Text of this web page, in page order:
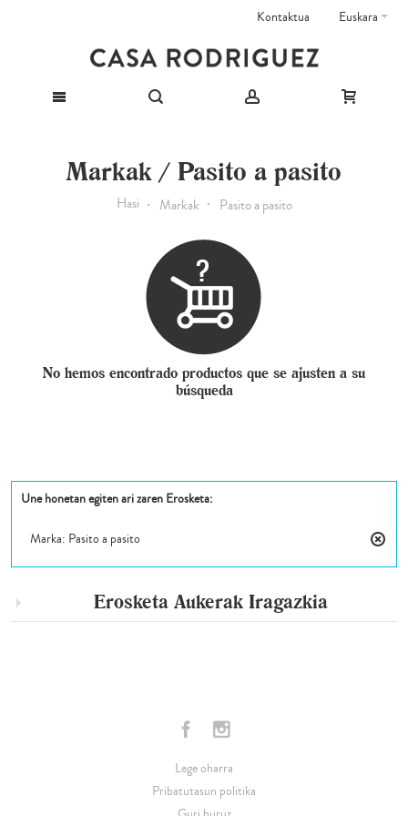
Euskara
Kontaktua
Markak / Pasito a pasito
Hasi Markak Pasito a pasito
No hemos encontrado productos que se ajusten a su
búsqueda
Une honetan egiten ari zaren Erosketa:
Marka: Pasito a pasito
Erosketa Aukerak Iragazkia
Lege oharra
Pribatutasun politika